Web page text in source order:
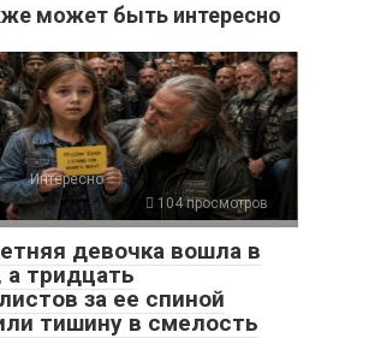
может быть интересно
Интересно
104 просмотров
девочка вошла в
а тридцать
за ее спиной
тишину в смелость